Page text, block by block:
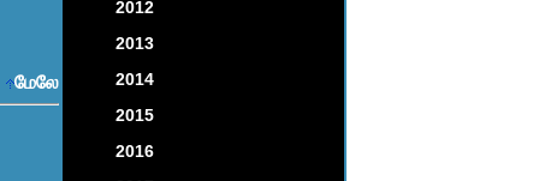
மேலே
2012
2013
2014
2015
2016